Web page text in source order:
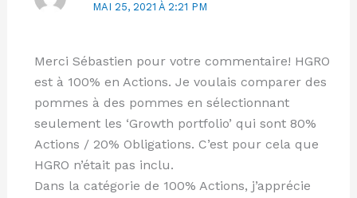
MAI 25, 2021 À 2:21 PM
Merci Sébastien pour votre commentaire! HGRO
est à 100% en Actions. Je voulais comparer des
pommes à des pommes en sélectionnant
seulement les ‘Growth portfolio’ qui sont 80%
Actions / 20% Obligations. C’est pour cela que
HGRO n’était pas inclu.
Dans la catégorie de 100% Actions, j’apprécie